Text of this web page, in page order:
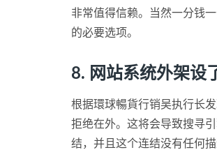
非常值得信赖。当然一分钱
的必要选项。
8. 网站系统外架设
根据環球暢貨行销吴执行长
拒绝在外。这将会导致搜寻
结，并且这个连结没有任何